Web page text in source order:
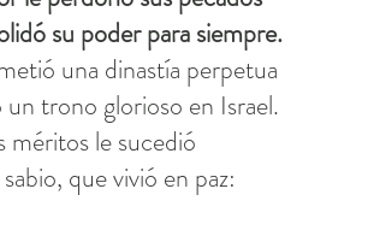
su poder para siempre.
una dinastía perpetua
un trono glorioso en Israel.
méritos le sucedió
que vivió en paz: